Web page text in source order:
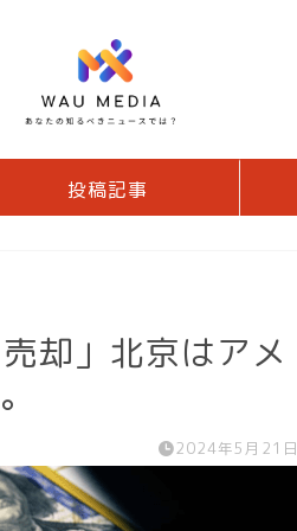
投稿記事
却」北京はアメ
2024年5月21日